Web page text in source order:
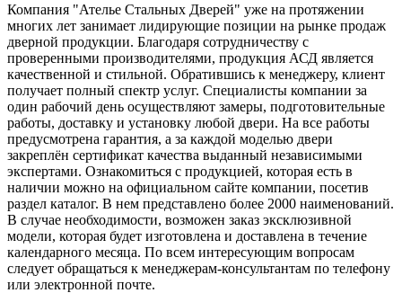
Компания "Ателье Стальных Дверей" уже на протяжении
многих лет занимает лидирующие позиции на рынке продаж
дверной продукции. Благодаря сотрудничеству с
проверенными производителями, продукция АСД является
качественной и стильной. Обратившись к менеджеру, клиент
получает полный спектр услуг. Специалисты компании за
один рабочий день осуществляют замеры, подготовительные
работы, доставку и установку любой двери. На все работы
предусмотрена гарантия, а за каждой моделью двери
закреплён сертификат качества выданный независимыми
экспертами. Ознакомиться с продукцией, которая есть в
наличии можно на официальном сайте компании, посетив
раздел каталог. В нем представлено более 2000 наименований.
В случае необходимости, возможен заказ эксклюзивной
модели, которая будет изготовлена и доставлена в течение
календарного месяца. По всем интересующим вопросам
следует обращаться к менеджерам-консультантам по телефону
или электронной почте.